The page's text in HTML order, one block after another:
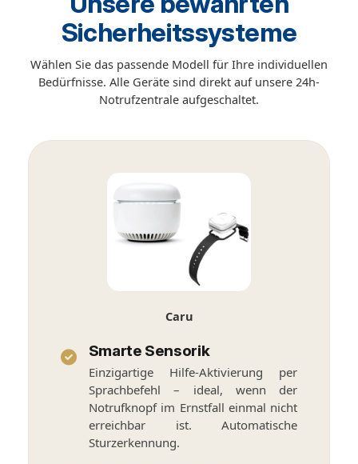
Sicherheitssysteme
Wählen Sie das passende Modell für Ihre individuellen
Bedürfnisse. Alle Geräte sind direkt auf unsere 24h-
Notrufzentrale aufgeschaltet.
Caru
Smarte Sensorik
Einzigartige Hilfe-Aktivierung per
Sprachbefehl – ideal, wenn der
Notrufknopf im Ernstfall einmal nicht
erreichbar ist. Automatische
Sturzerkennung.